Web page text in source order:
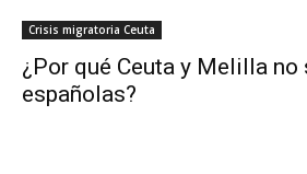
Crisis migratoria Ceuta
¿Por qué Ceuta y Melilla
españolas?